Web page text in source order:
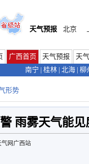
天气预报 北京
广西首页 天气预报
天
南宁
桂林 北海 柳
形势
雨雾天气能
气网广西站